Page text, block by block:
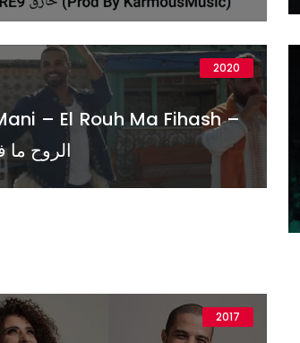
2020
– El Rouh Ma Fihash –
الروح
2017